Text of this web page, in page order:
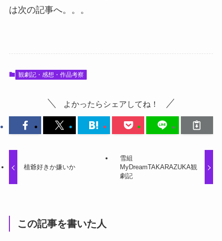
は次の記事へ。。。
観劇記・感想・作品考察
よかったらシェアしてね！
植爺好きか嫌いか
雪組
MyDreamTAKARAZUKA観
劇記
この記事を書いた人